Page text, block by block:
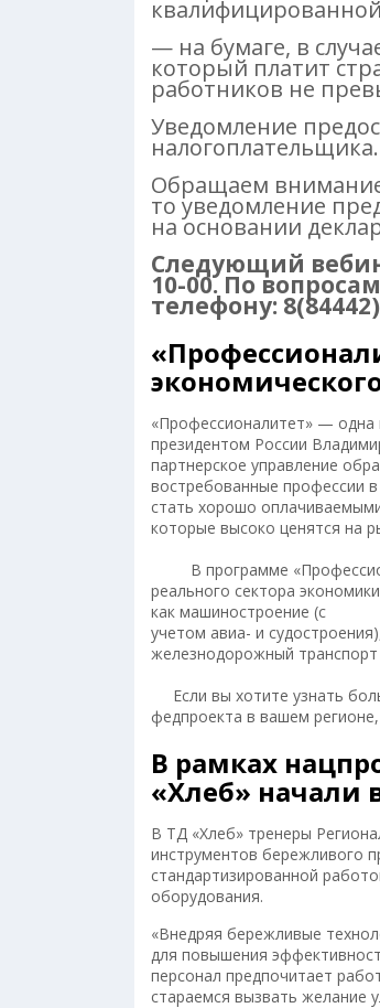
— на бумаге, в
который платит
работников не
Уведомление
налогоплательщика.
Обращаем внимание
то уведомление
на основании
Следующий
10-00. По
телефону:
«Профессионалитет» — одна
президентом России
партнерское управление
востребованные профессии
стать хорошо
которые высоко ценятся на
В программе
реального сектора
как машиностроение (с
учетом авиа- и
железнодорожный транспорт
Если вы хотите узнать
федпроекта в вашем
В рамках
«Хлеб» начали
В ТД «Хлеб» тренеры
инструментов бережливого
стандартизированной
оборудования.
«Внедряя бережливые
для повышения
персонал предпочитает
стараемся вызвать желание